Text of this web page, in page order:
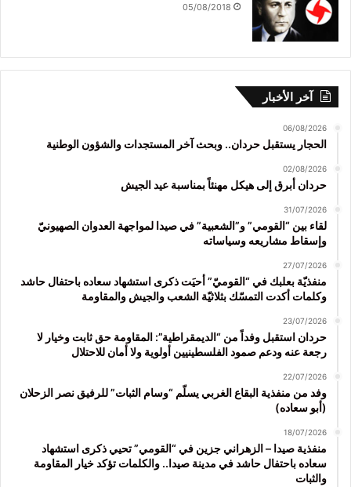
05/08/2018
آخر الأخبار
06/08/2026
الحجار يستقبل حردان.. وبحث آخر المستجدات والشؤون الوطنية
02/08/2026
حردان أبرق إلى هيكل مهنئاً بمناسبة عيد الجيش
31/07/2026
لقاء بين “القومي” و”الشعبية” في صيدا لمواجهة العدوان الصهيونيّ
وإسقاط مشاريعه وسياساته
27/07/2026
منفذيّة بعلبك في “القوميّ” أحيَت ذكرى استشهاد سعاده باحتفال حاشد
وكلمات أكدت التمسّك بثلاثيّة الشعب والجيش والمقاومة
23/07/2026
حردان استقبل وفداً من “الديمقراطية”: المقاومة حق ثابت وخيار لا
رجعة عنه ودعم صمود الفلسطينيين أولوية ولا أمان للاحتلال
22/07/2026
وفد من منفذية البقاع الغربي يسلّم “وسام الثبات” للرفيق نصر الزحلان
(أبو سعاده)
18/07/2026
منفذية صيدا – الزهراني جزين في “القومي” تحيي ذكرى استشهاد
سعاده باحتفال حاشد في مدينة صيدا.. والكلمات تؤكد خيار المقاومة
والثبات